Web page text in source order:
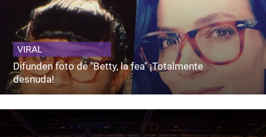
VIRAL
Difunden foto de "Betty, la fea" ¡Totalmente
desnuda!